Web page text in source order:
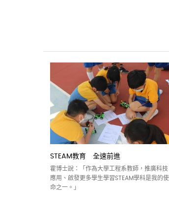
STEAM教育 全速前進
霍博士說：「作為大學工程系教師，推廣科技
應用、啟發更多學生學習STEAM學科是我的使
命之一。」